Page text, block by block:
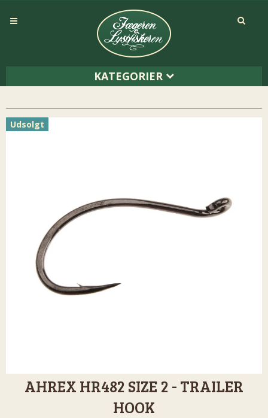
KATEGORIER
Udsolgt
AHREX HR482 SIZE 2 - TRAILER
HOOK